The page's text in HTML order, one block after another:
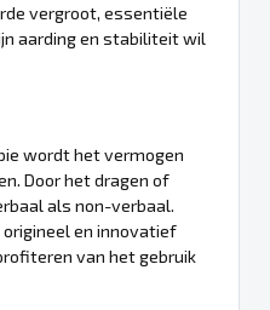
vergroot, essentiële
aarding en stabiliteit wil
wordt het vermogen
Door het dragen of
als non-verbaal.
en innovatief
van het gebruik